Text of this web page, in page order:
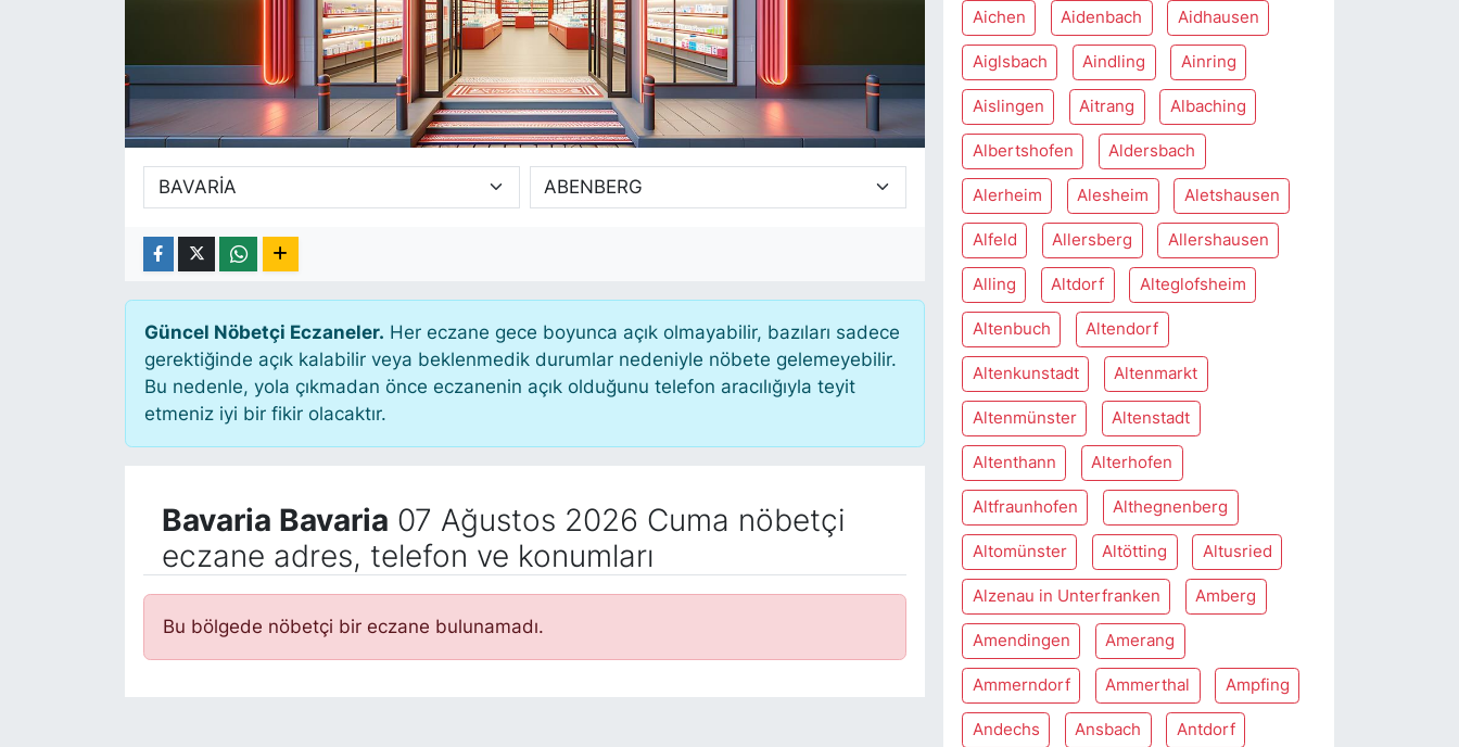
Güncel Nöbetçi Eczaneler. Her eczane gece boyunca açık olmayabilir, bazıları sadece
gerektiğinde açık kalabilir veya beklenmedik durumlar nedeniyle nöbete gelemeyebilir.
Bu nedenle, yola çıkmadan önce eczanenin açık olduğunu telefon aracılığıyla teyit
etmeniz iyi bir fikir olacaktır.
Bavaria Bavaria 07 Ağustos 2026 Cuma nöbetçi
eczane adres, telefon ve konumları
Bu bölgede nöbetçi bir eczane bulunamadı.
Aichen Aidenbach Aidhausen
Aiglsbach Aindling Ainring
Aislingen Aitrang Albaching
Albertshofen Aldersbach
Alerheim Alesheim Aletshausen
Alfeld Allersberg Allershausen
Alling Altdorf Alteglofsheim
Altenbuch Altendorf
Altenkunstadt Altenmarkt
Altenmünster Altenstadt
Altenthann Alterhofen
Altfraunhofen Althegnenberg
Altomünster Altötting Altusried
Alzenau in Unterfranken Amberg
Amendingen Amerang
Ammerndorf Ammerthal Ampfing
Andechs Ansbach Antdorf
SAĞLIK